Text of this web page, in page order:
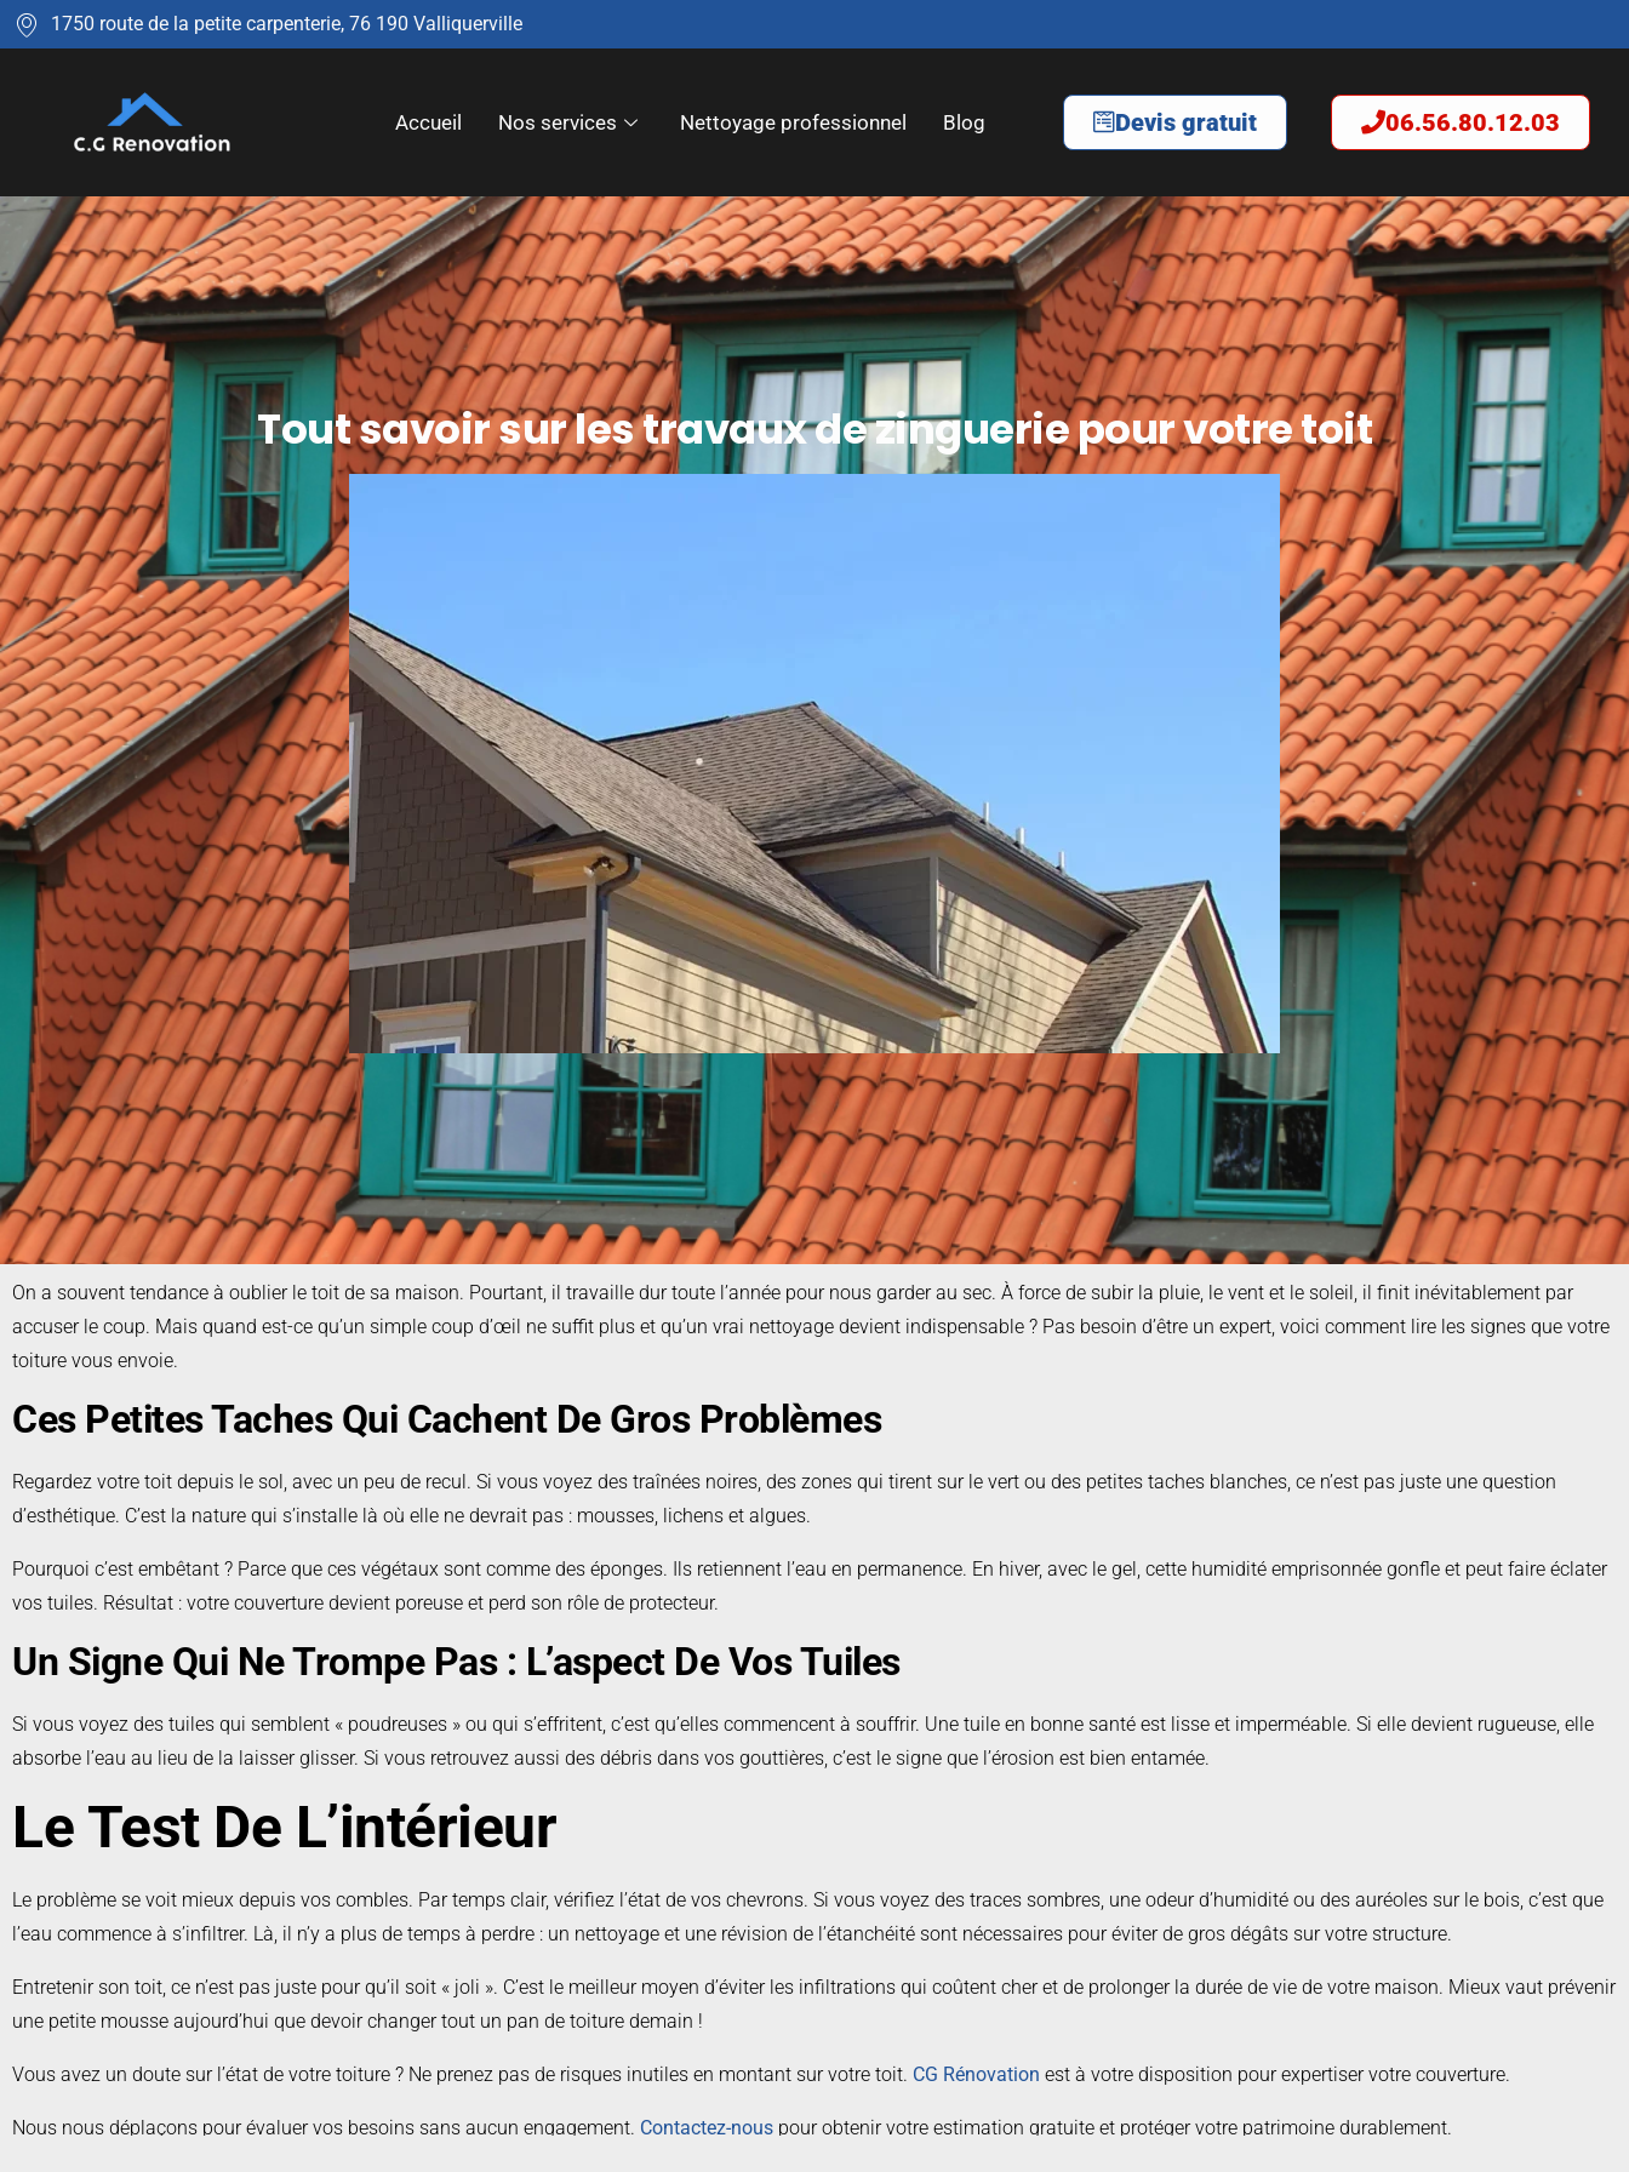
1750 route de la petite carpenterie, 76 190 Valliquerville
Accueil Nos services Nettoyage professionnel Blog Devis gratuit 06.56.80.12.03
Tout savoir sur les travaux de zinguerie pour votre toit
On a souvent tendance à oublier le toit de sa maison. Pourtant, il travaille dur toute l’année pour nous garder au sec. À force de subir la pluie, le vent et le soleil, il finit inévitablement par
accuser le coup. Mais quand est-ce qu’un simple coup d’œil ne suffit plus et qu’un vrai nettoyage devient indispensable ? Pas besoin d’être un expert, voici comment lire les signes que votre
toiture vous envoie.
Ces Petites Taches Qui Cachent De Gros Problèmes
Regardez votre toit depuis le sol, avec un peu de recul. Si vous voyez des traînées noires, des zones qui tirent sur le vert ou des petites taches blanches, ce n’est pas juste une question
d’esthétique. C’est la nature qui s’installe là où elle ne devrait pas : mousses, lichens et algues.
Pourquoi c’est embêtant ? Parce que ces végétaux sont comme des éponges. Ils retiennent l’eau en permanence. En hiver, avec le gel, cette humidité emprisonnée gonfle et peut faire éclater
vos tuiles. Résultat : votre couverture devient poreuse et perd son rôle de protecteur.
Un Signe Qui Ne Trompe Pas : L’aspect De Vos Tuiles
Si vous voyez des tuiles qui semblent « poudreuses » ou qui s’effritent, c’est qu’elles commencent à souffrir. Une tuile en bonne santé est lisse et imperméable. Si elle devient rugueuse, elle
absorbe l’eau au lieu de la laisser glisser. Si vous retrouvez aussi des débris dans vos gouttières, c’est le signe que l’érosion est bien entamée.
Le Test De L’intérieur
Le problème se voit mieux depuis vos combles. Par temps clair, vérifiez l’état de vos chevrons. Si vous voyez des traces sombres, une odeur d’humidité ou des auréoles sur le bois, c’est que
l’eau commence à s’infiltrer. Là, il n’y a plus de temps à perdre : un nettoyage et une révision de l’étanchéité sont nécessaires pour éviter de gros dégâts sur votre structure.
Entretenir son toit, ce n’est pas juste pour qu’il soit « joli ». C’est le meilleur moyen d’éviter les infiltrations qui coûtent cher et de prolonger la durée de vie de votre maison. Mieux vaut prévenir
une petite mousse aujourd’hui que devoir changer tout un pan de toiture demain !
Vous avez un doute sur l’état de votre toiture ? Ne prenez pas de risques inutiles en montant sur votre toit. CG Rénovation est à votre disposition pour expertiser votre couverture.
Nous nous déplaçons pour évaluer vos besoins sans aucun engagement. Contactez-nous pour obtenir votre estimation gratuite et protéger votre patrimoine durablement.